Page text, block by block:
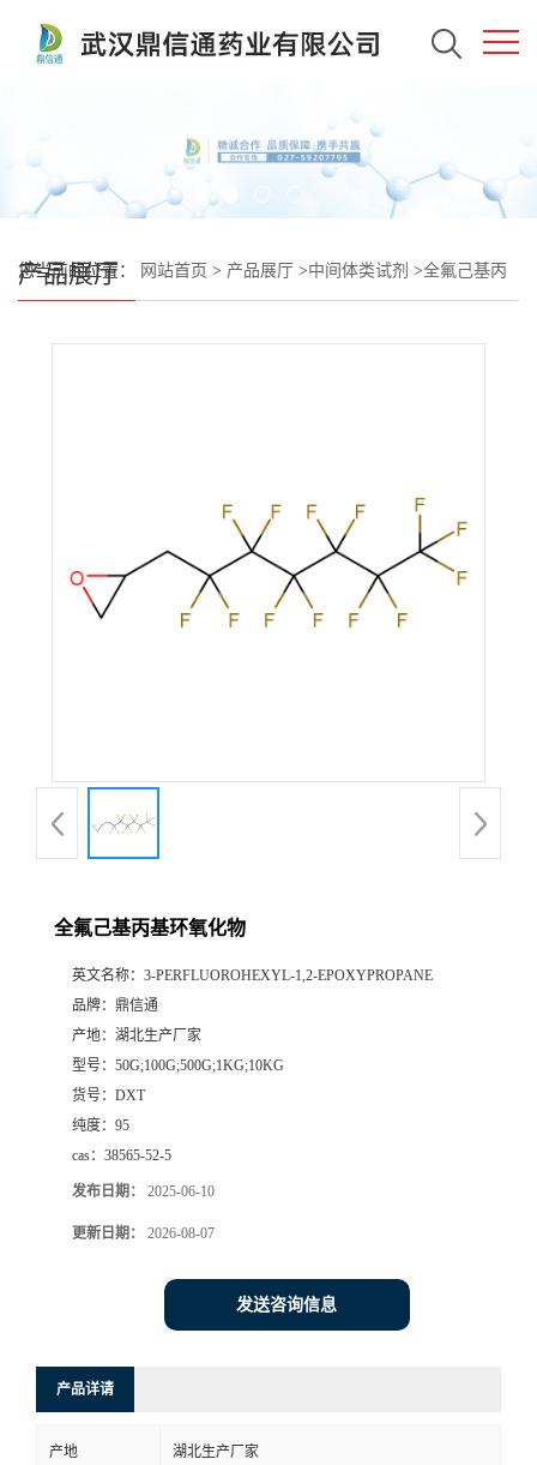
产品展厅
您当前的位置： 网站首页 > 产品展厅 >中间体类试剂 >全氟己基丙
全氟己基丙基环氧化物
英文名称： 3-PERFLUOROHEXYL-1,2-EPOXYPROPANE
品牌： 鼎信通
产地： 湖北生产厂家
型号： 50G;100G;500G;1KG;10KG
货号： DXT
纯度： 95
cas： 38565-52-5
发布日期： 2025-06-10
更新日期： 2026-08-07
发送咨询信息
产品详请
产地 湖北生产厂家